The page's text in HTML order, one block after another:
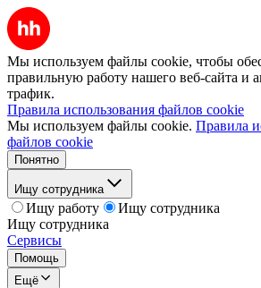
Мы используем файлы cookie, чтобы
правильную работу нашего веб-сайта и
трафик.
Правила использования файлов cookie
Мы используем файлы cookie. Правила
файлов cookie
Понятно
Ищу сотрудника
Ищу работу
Ищу сотрудника
Ищу сотрудника
Сервисы
Помощь
Ещё